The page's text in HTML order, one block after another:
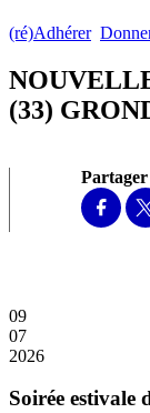
(ré)Adhérer
(33)
09
07
2026
Soirée estivale